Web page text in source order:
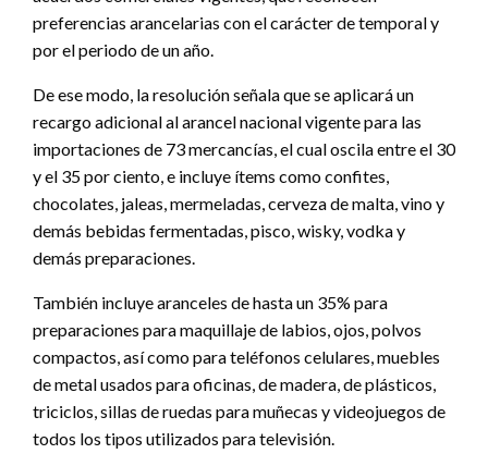
preferencias arancelarias con el carácter de temporal y
por el periodo de un año.
De ese modo, la resolución señala que se aplicará un
recargo adicional al arancel nacional vigente para las
importaciones de 73 mercancías, el cual oscila entre el 30
y el 35 por ciento, e incluye ítems como confites,
chocolates, jaleas, mermeladas, cerveza de malta, vino y
demás bebidas fermentadas, pisco, wisky, vodka y
demás preparaciones.
También incluye aranceles de hasta un 35% para
preparaciones para maquillaje de labios, ojos, polvos
compactos, así como para teléfonos celulares, muebles
de metal usados para oficinas, de madera, de plásticos,
triciclos, sillas de ruedas para muñecas y videojuegos de
todos los tipos utilizados para televisión.